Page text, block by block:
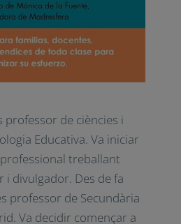
professor de ciències i
Educativa. Va
professional
i divulgador.
anys és professor de